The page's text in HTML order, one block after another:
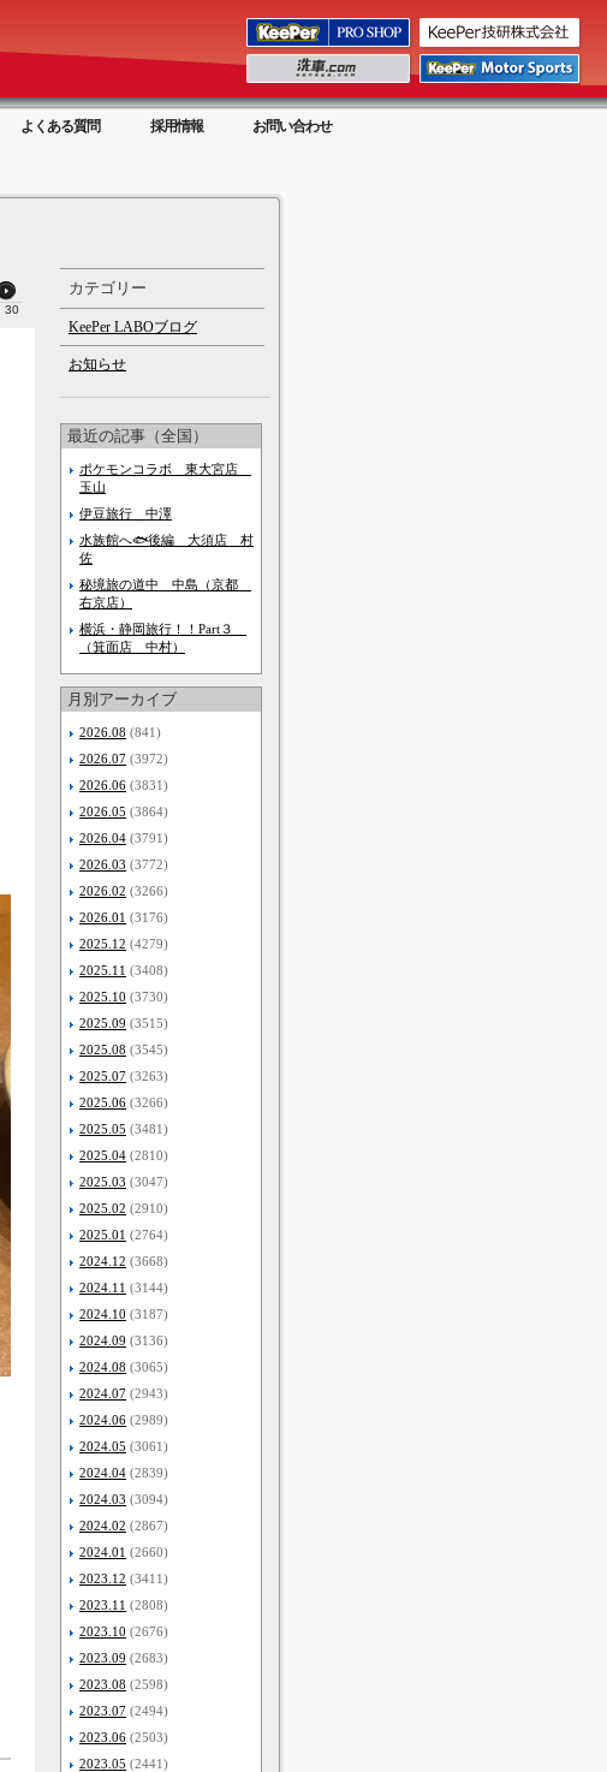
よくある質問 採用情報 お問い合わせ
30
カテゴリー
KeePer LABOブログ
お知らせ
最近の記事（全国）
ポケモンコラボ 東大宮店
玉山
伊豆旅行 中澤
水族館へ🐟後編 大須店 村
佐
秘境旅の道中 中島（京都
右京店）
横浜・静岡旅行！！Part３
（箕面店 中村）
月別アーカイブ
2026.08 (841)
2026.07 (3972)
2026.06 (3831)
2026.05 (3864)
2026.04 (3791)
2026.03 (3772)
2026.02 (3266)
2026.01 (3176)
2025.12 (4279)
2025.11 (3408)
2025.10 (3730)
2025.09 (3515)
2025.08 (3545)
2025.07 (3263)
2025.06 (3266)
2025.05 (3481)
2025.04 (2810)
2025.03 (3047)
2025.02 (2910)
2025.01 (2764)
2024.12 (3668)
2024.11 (3144)
2024.10 (3187)
2024.09 (3136)
2024.08 (3065)
2024.07 (2943)
2024.06 (2989)
2024.05 (3061)
2024.04 (2839)
2024.03 (3094)
2024.02 (2867)
2024.01 (2660)
2023.12 (3411)
2023.11 (2808)
2023.10 (2676)
2023.09 (2683)
2023.08 (2598)
2023.07 (2494)
2023.06 (2503)
2023.05 (2441)